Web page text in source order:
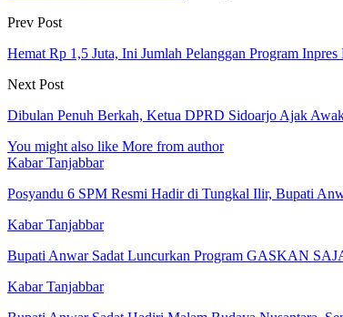
Prev Post
Hemat Rp 1,5 Juta, Ini Jumlah Pelanggan Program
Next Post
Dibulan Penuh Berkah, Ketua DPRD Sidoarjo Ajak
You might also like More from author
Kabar Tanjabbar
Posyandu 6 SPM Resmi Hadir di Tungkal Ilir, Bupati
Kabar Tanjabbar
Bupati Anwar Sadat Luncurkan Program GASKAN
Kabar Tanjabbar